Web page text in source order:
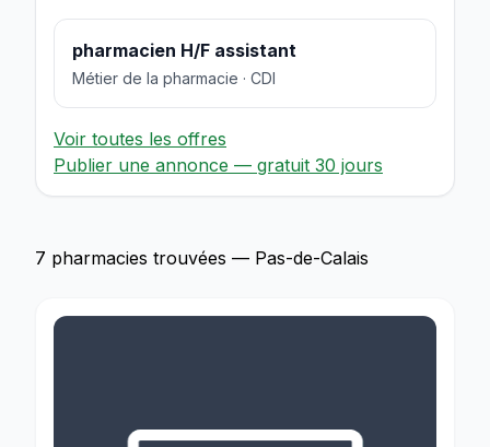
pharmacien H/F assistant
Métier de la pharmacie · CDI
Voir toutes les offres
Publier une annonce — gratuit 30 jours
7 pharmacies trouvées — Pas-de-Calais